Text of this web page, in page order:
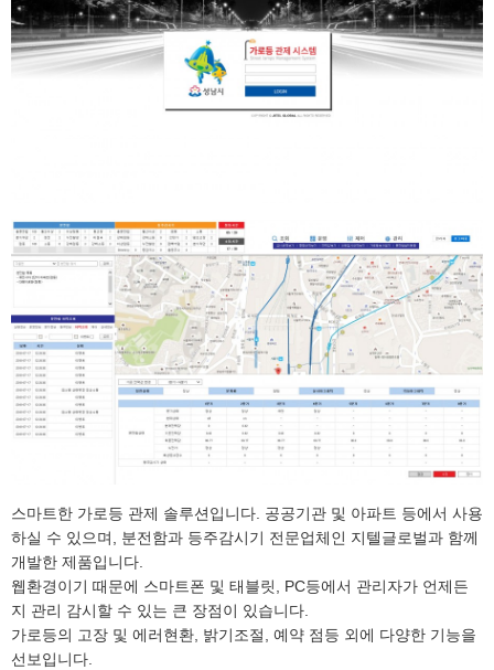
스마트한 가로등 관제 솔루션입니다. 공공기관 및 아파트 등에서 사용
하실 수 있으며, 분전함과 등주감시기 전문업체인 지텔글로벌과 함께
개발한 제품입니다.
웹환경이기 때문에 스마트폰 및 태블릿, PC등에서 관리자가 언제든
지 관리 감시할 수 있는 큰 장점이 있습니다.
가로등의 고장 및 에러현환, 밝기조절, 예약 점등 외에 다양한 기능을
선보입니다.